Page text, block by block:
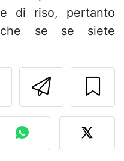
di riso, pertanto
se se siete
Invia
Stampa la
l'autore
di